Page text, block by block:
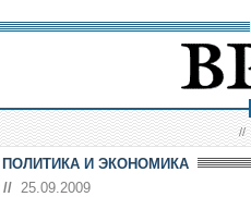
//
ПОЛИТИКА И ЭКОНОМИКА
// 25.09.2009